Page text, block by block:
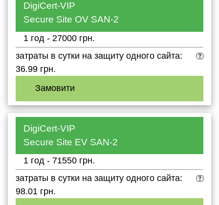
DigiCert-VIP
Secure Site OV SAN-2
1 год - 27000 грн.
затраты в сутки на защиту одного сайта:
36.99 грн.
Замовити
DigiCert-VIP
Secure Site EV SAN-2
1 год - 71550 грн.
затраты в сутки на защиту одного сайта:
98.01 грн.